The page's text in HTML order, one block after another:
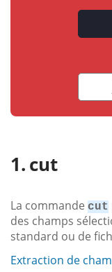
cut
La commande cut
des champs
standard ou de
Extraction de